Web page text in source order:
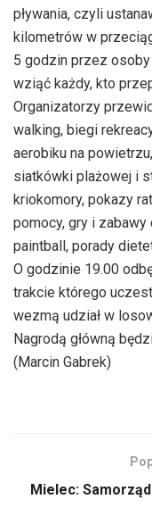
pływania, czyli
kilometrów w
5 godzin przez
wziąć każdy, kto
Organizatorzy
walking, biegi
aerobiku na
siatkówki plażowej i
kriokomory, pokazy
pomocy, gry i zabawy
paintball, porady
O godzinie 19.00
trakcie którego
wezmą udział w
Nagrodą główną
(Marcin Gabrek)
Mielec: